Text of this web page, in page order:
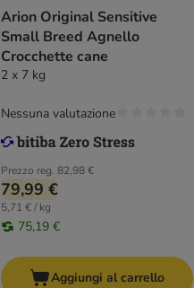
Arion Original Sensitive
Small Breed Agnello
Crocchette cane
2 x 7 kg
Prezzo reg. 82,98 €
79,99 €
5,71 € / kg
75,19 €
Nessuna valutazione
Aggiungi al carrello